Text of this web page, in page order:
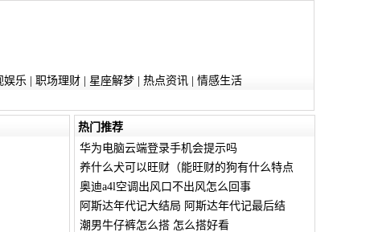
娱乐 职场理财| 星座解梦| 热点资讯| 情感生活
热门推荐
华为电脑云端登录手机会提示吗
养什么犬可以旺财（能旺财的狗有什么特点
奥迪a4l空调出风口不出风怎么回事
阿斯达年代记大结局 阿斯达年代记最后结
潮男牛仔裤怎么搭 怎么搭好看